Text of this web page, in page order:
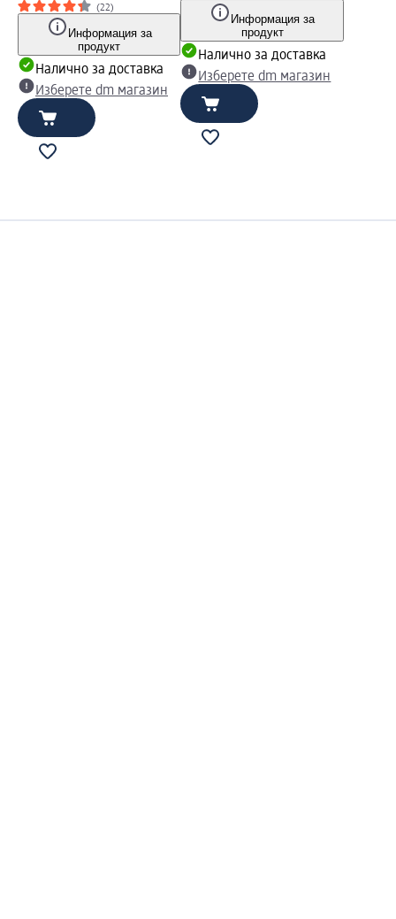
(22)
Информация за
продукт
Налично за доставка
Изберете dm магазин
Информация за
продукт
Налично за доставка
Изберете dm магазин